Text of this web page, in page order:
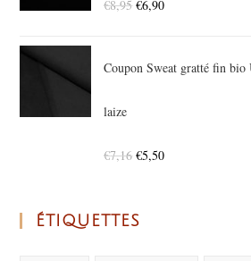
€8,95 €6,90
Coupon Sweat gratté fin
laize
€7,16 €5,50
ÉTIQUETTES